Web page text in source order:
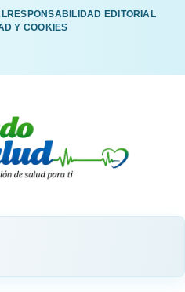
RESPONSABILIDAD EDITORIAL
Y COOKIES